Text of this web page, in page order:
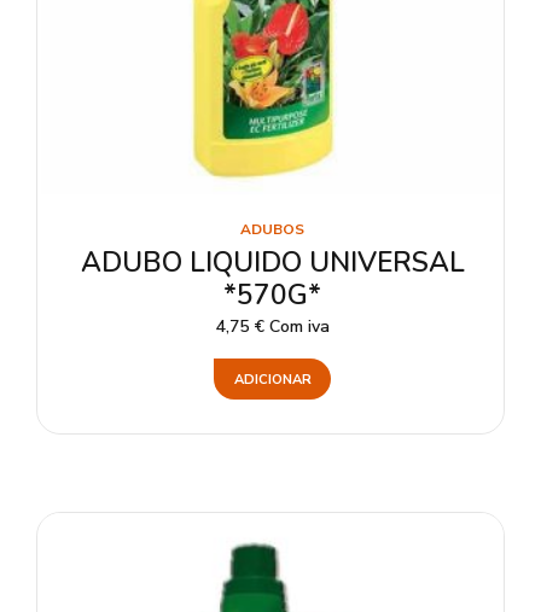
ADUBOS
ADUBO LIQUIDO UNIVERSAL
*570G*
4,75 € Com iva
ADICIONAR